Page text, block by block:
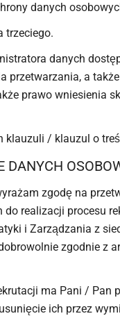
danych
trzeciego.
danych
przetwarzania, a
prawo wniesienia
klauzuli / klauzul o
zgodę na
realizacji procesu
i Zarządzania z
zgodnie z
ma Pani / Pan
ich przez